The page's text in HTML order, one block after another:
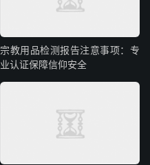
宗教用品检测报告注意事项：专
业认证保障信仰安全